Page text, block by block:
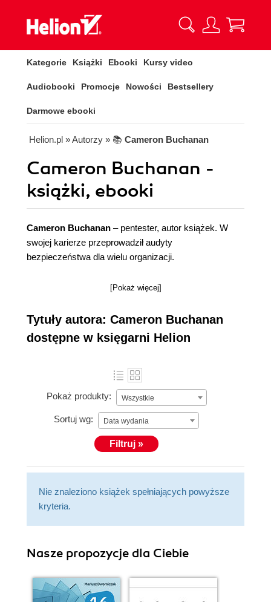
Kategorie Książki Ebooki Kursy video
Audiobooki Promocje Nowości Bestsellery
Darmowe ebooki
Helion.pl » Autorzy » 📚 Cameron Buchanan
Cameron Buchanan -
książki, ebooki
Cameron Buchanan – pentester, autor książek. W
swojej karierze przeprowadził audyty
bezpieczeństwa dla wielu organizacji.
[Pokaż więcej]
Tytuły autora: Cameron Buchanan
dostępne w księgarni Helion
Pokaż produkty: Wszystkie
Sortuj wg: Data wydania
Filtruj »
Nie znaleziono książek spełniających powyższe
kryteria.
Nasze propozycje dla Ciebie